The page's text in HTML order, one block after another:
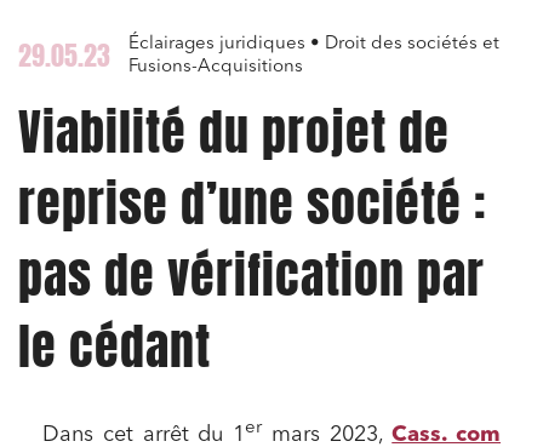
29.05.23
Éclairages juridiques • Droit des sociétés et
Fusions-Acquisitions
Viabilité du projet de
reprise d’une société :
pas de vérification par
le cédant
Dans cet arrêt du 1 er mars 2023,Cass. com